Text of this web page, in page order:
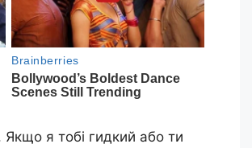
я тобі гидкий або ти